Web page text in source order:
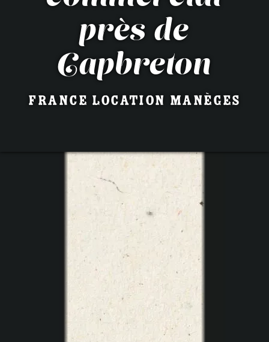
près de
Capbreton
France Location Manèges